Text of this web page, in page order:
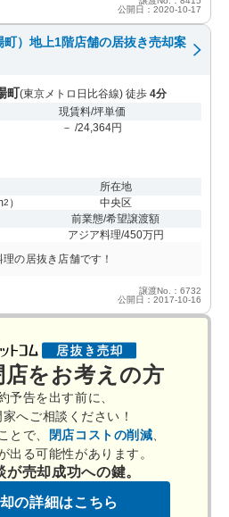
公開日：2020-10-17
町）地上1階店舗の居抜き売却案
町(東京メトロ日比谷線) 徒歩 4分
現賃料/坪単価
－ /24,364円
2 ）
所在地
中央区
前業態/希望譲渡額
アジア料理/450万円
の居抜き店舗です！
譲渡No.：6732
公開日：2017-10-16
をお考えの方
予告を出す前に、
へご相談ください！
とで、 閉店コストの削減
出る可能性があります。
売却成功への鍵。
の詳細はこちら